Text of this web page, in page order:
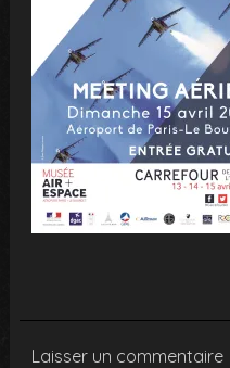
Laisser un commentaire